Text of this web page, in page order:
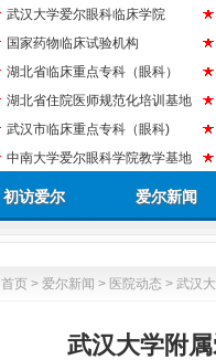
武汉大学爱尔眼科临床学院
国家药物临床试验机构
湖北省临床重点专科（眼科）
湖北省住院医师规范化培训基地
武汉市临床重点专科（眼科)
中南大学爱尔眼科学院教学基地
初访爱尔 爱尔新闻
首页 > 爱尔新闻 > 医院动态 > 武汉
武汉大学附